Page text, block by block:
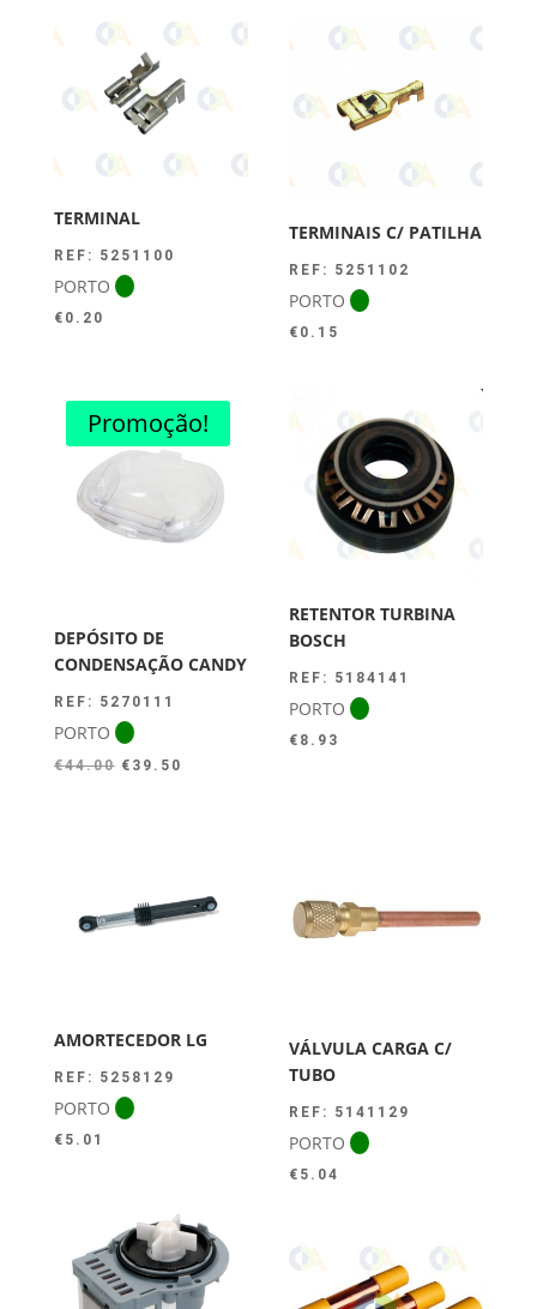
TERMINAL
REF: 5251100
PORTO
€ 0.20
TERMINAIS C/ PATILHA
REF: 5251102
PORTO
€ 0.15
Promoção!
DEPÓSITO DE
CONDENSAÇÃO CANDY
REF: 5270111
PORTO
€44.00 O
€ 39.50
RETENTOR TURBINA
BOSCH
REF: 5184141
PORTO
€ 8.93
AMORTECEDOR LG
REF: 5258129
PORTO
€ 5.01
VÁLVULA CARGA C/
TUBO
REF: 5141129
PORTO
€ 5.04